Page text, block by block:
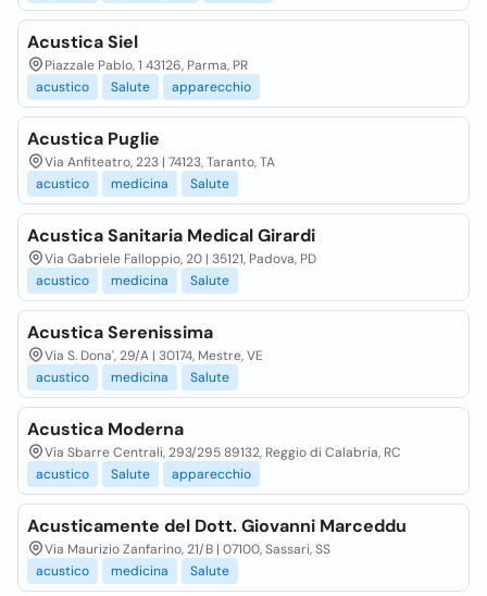
Acustica Siel
Piazzale Pablo, 1 43126, Parma, PR
acustico
Salute apparecchio
Acustica Puglie
Via Anfiteatro, 223 | 74123, Taranto, TA
acustico
medicina Salute
Acustica Sanitaria Medical Girardi
Via Gabriele Falloppio, 20 | 35121, Padova, PD
acustico
medicina Salute
Acustica Serenissima
Via S. Dona', 29/A | 30174, Mestre, VE
acustico
medicina Salute
Acustica Moderna
Via Sbarre Centrali, 293/295 89132, Reggio di Calabria, RC
acustico
Salute apparecchio
Acusticamente del Dott. Giovanni Marceddu
Via Maurizio Zanfarino, 21/B | 07100, Sassari, SS
acustico
medicina Salute